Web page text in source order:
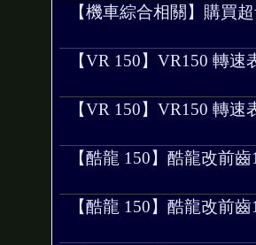
制四線式風扇
控制四線式風扇
【機車綜合相關】購買
【VR 150】VR150 轉速
【VR 150】VR150 轉速
【酷龍 150】酷龍改前
【酷龍 150】酷龍改前